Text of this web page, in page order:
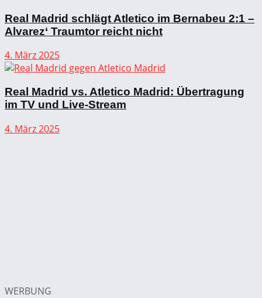
Real Madrid schlägt Atletico im Bernabeu 2:1 –
Alvarez‘ Traumtor reicht nicht
4. März 2025
Real Madrid vs. Atletico Madrid: Übertragung
im TV und Live-Stream
4. März 2025
WERBUNG